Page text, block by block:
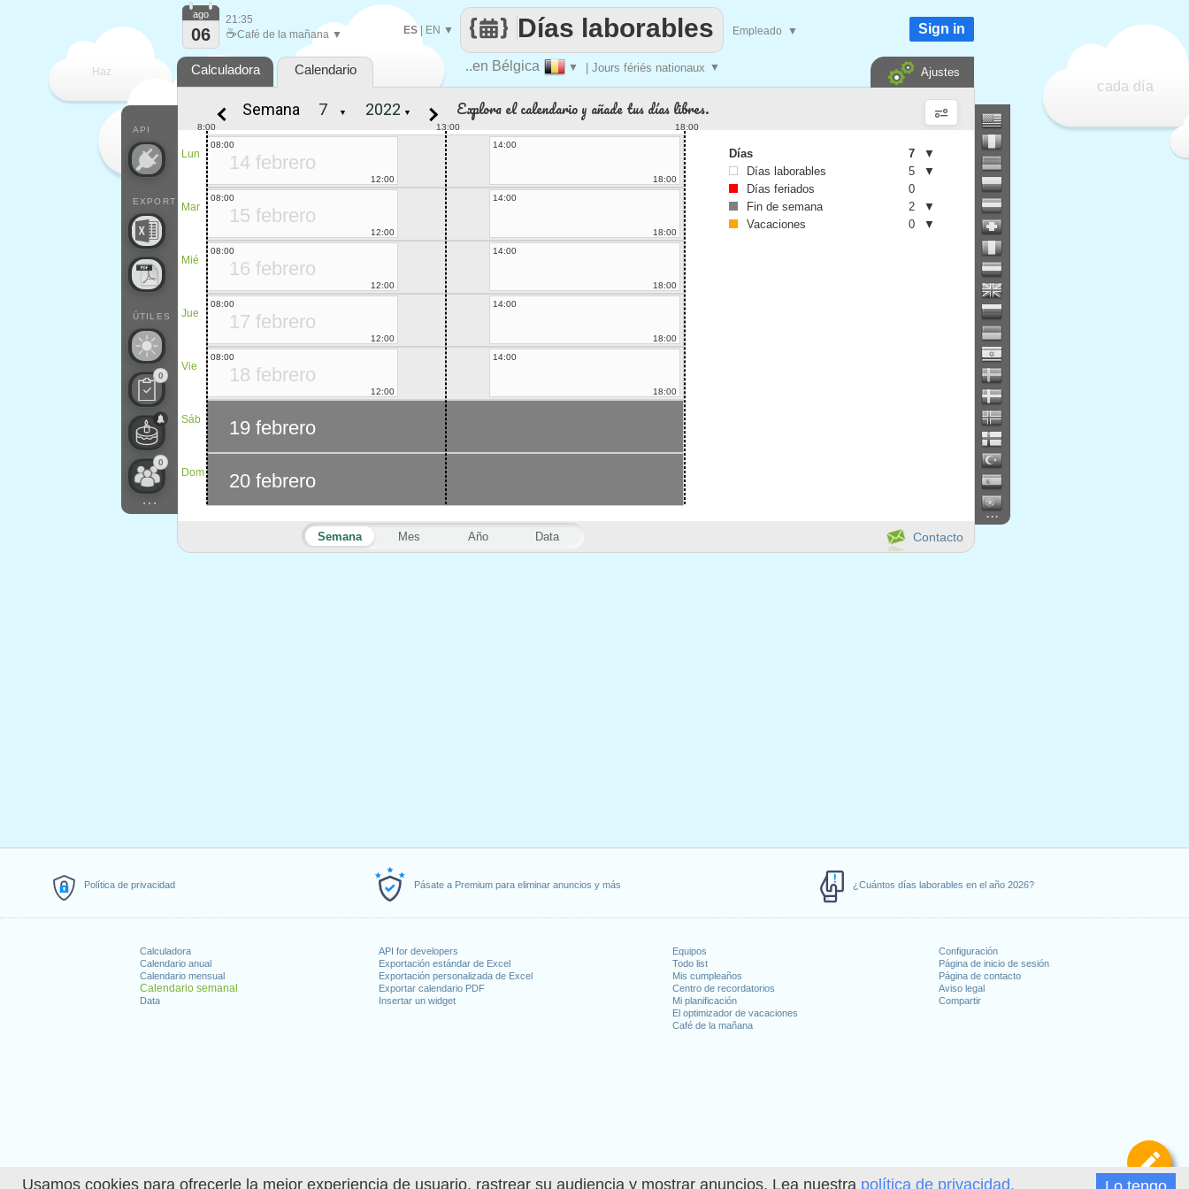
Usamos cookies para ofrecerle la mejor experiencia de usuario, rastrear su audiencia y mostrar anuncios. Lea nuestra política de privacidad.
Política de privacidad Pásate a Premium para eliminar anuncios y más ¿Cuántos días laborables en el año 2026?
Calculadora
Calendario anual
Calendario mensual
Calendario semanal
Data
API for developers
Exportación estándar de Excel
Exportación personalizada de Excel
Exportar calendario PDF
Insertar un widget
Equipos
Todo list
Mis cumpleaños
Centro de recordatorios
Mi planificación
El optimizador de vacaciones
Café de la mañana
Configuración
Página de inicio de sesión
Página de contacto
Aviso legal
Compartir
Haz
que
cada día
..en Bélgica ▼ | Jours fériés nationaux ▼
Días laborables
ES| EN ▼ Empleado ▼
API
EXPORT
ÚTILES
0
0
...
ago
06
21:35
☕Café de la mañana ▼ Sign in
Calculadora Calendario Ajustes
...
Contacto
Semana Mes Año Data
Semana ▼ ▼ Explora el calendario y añade tus días libres.
Lun
Mar
Mié
Jue
Vie
Sáb
Dom
13:00
8:00 18:00
14 febrero
08:00
12:00
14:00
18:00
15 febrero
08:00
12:00
14:00
18:00
16 febrero
08:00
12:00
14:00
18:00
17 febrero
08:00
12:00
14:00
18:00
18 febrero
08:00
12:00
14:00
18:00
19 febrero
20 febrero
Días 7
▼
Días laborables
5
▼
Días feriados
0
Fin de semana
2
▼
Vacaciones
0 ▼